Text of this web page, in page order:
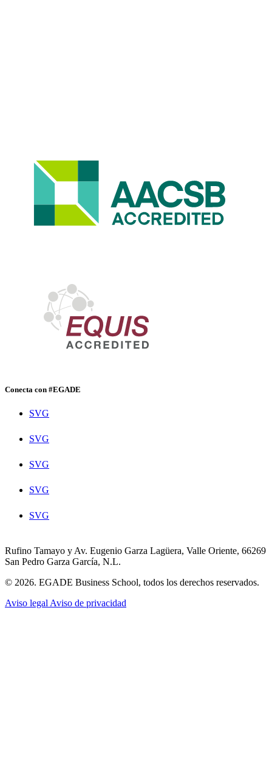
Conecta con #EGADE
SVG
SVG
SVG
SVG
SVG
Rufino Tamayo y Av. Eugenio Garza Lagüera, Valle Oriente, 66269
San Pedro Garza García, N.L.
© 2026. EGADE Business School, todos los derechos reservados.
Aviso legal Aviso de privacidad